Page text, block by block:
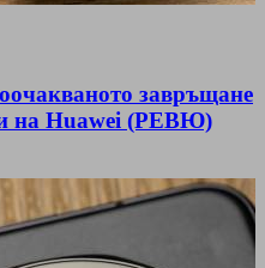
завръщане
на Huawei (РЕВЮ)